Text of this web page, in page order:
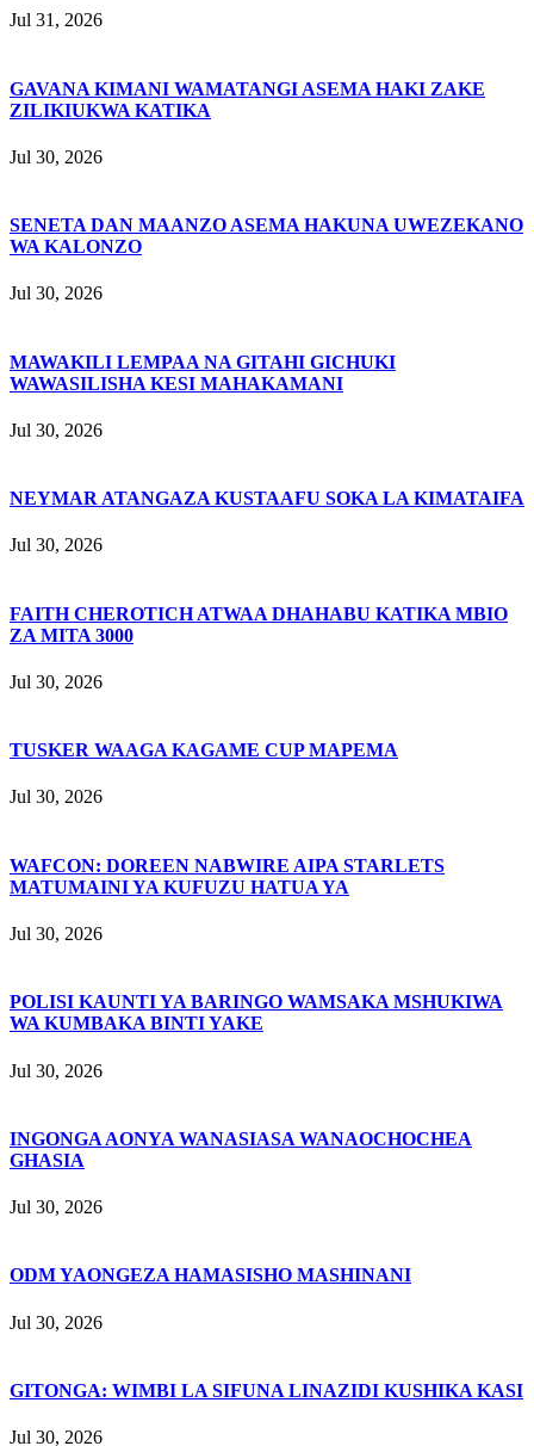
Jul 31, 2026
GAVANA KIMANI WAMATANGI ASEMA HAKI ZAKE
ZILIKIUKWA KATIKA
Jul 30, 2026
SENETA DAN MAANZO ASEMA HAKUNA UWEZEKANO
WA KALONZO
Jul 30, 2026
MAWAKILI LEMPAA NA GITAHI GICHUKI
WAWASILISHA KESI MAHAKAMANI
Jul 30, 2026
NEYMAR ATANGAZA KUSTAAFU SOKA LA KIMATAIFA
Jul 30, 2026
FAITH CHEROTICH ATWAA DHAHABU KATIKA MBIO
ZA MITA 3000
Jul 30, 2026
TUSKER WAAGA KAGAME CUP MAPEMA
Jul 30, 2026
WAFCON: DOREEN NABWIRE AIPA STARLETS
MATUMAINI YA KUFUZU HATUA YA
Jul 30, 2026
POLISI KAUNTI YA BARINGO WAMSAKA MSHUKIWA
WA KUMBAKA BINTI YAKE
Jul 30, 2026
INGONGA AONYA WANASIASA WANAOCHOCHEA
GHASIA
Jul 30, 2026
ODM YAONGEZA HAMASISHO MASHINANI
Jul 30, 2026
GITONGA: WIMBI LA SIFUNA LINAZIDI KUSHIKA KASI
Jul 30, 2026